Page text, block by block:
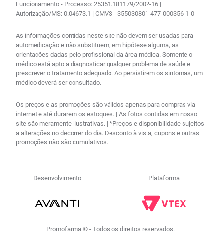
Funcionamento - Processo: 25351.181179/2002-16 |
Autorização/MS: 0.04673.1 | CMVS - 355030801-477-000356-1-0
As informações contidas neste site não devem ser usadas para
automedicação e não substituem, em hipótese alguma, as
orientações dadas pelo profissional da área médica. Somente o
médico está apto a diagnosticar qualquer problema de saúde e
prescrever o tratamento adequado. Ao persistirem os sintomas, um
médico deverá ser consultado.
Os preços e as promoções são válidos apenas para compras via
internet e até durarem os estoques. | As fotos contidas em nosso
site são meramente ilustrativas. | *Preços e disponibilidade sujeitos
a alterações no decorrer do dia. Desconto à vista, cupons e outras
promoções não são cumulativos.
Desenvolvimento Plataforma
Promofarma © - Todos os direitos reservados.